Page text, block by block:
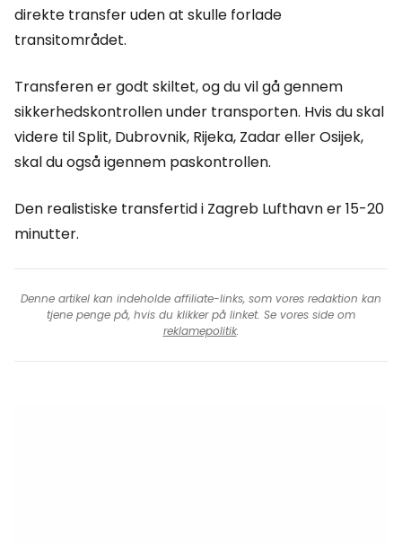
direkte transfer uden at skulle forlade
transitområdet.
Transferen er godt skiltet, og du vil gå gennem
sikkerhedskontrollen under transporten. Hvis du skal
videre til Split, Dubrovnik, Rijeka, Zadar eller Osijek,
skal du også igennem paskontrollen.
Den realistiske transfertid i Zagreb Lufthavn er 15-20
minutter.
Denne artikel kan indeholde affiliate-links, som vores redaktion kan
tjene penge på, hvis du klikker på linket. Se vores side om
reklamepolitik.